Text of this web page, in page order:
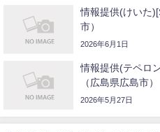
情報提供(けいた
市）
2026年6月1日
情報提供(テペロ
（広島県広島市）
2026年5月27日